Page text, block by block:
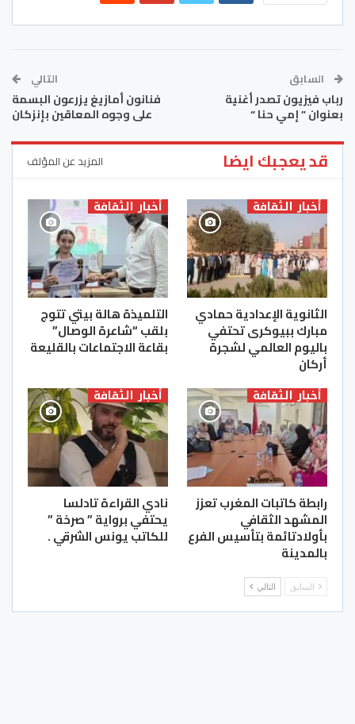
السابق
رباب فيزيون تصدر أغنية
بعنوان ” إمي حنا “
التالي
فنانون أمازيغ يزرعون البسمة
على وجوه المعاقين بإنزكان
قد يعجبك ايضا المزيد عن المؤلف
أخبار الثقافة
الثانوية الإعدادية حمادي
مبارك ببيوكرى تحتفي
باليوم العالمي لشجرة
أركان
أخبار الثقافة
التلميذة هالة بيتي تتوج
بلقب “شاعرة الوصال”
بقاعة الاجتماعات بالقليعة
أخبار الثقافة
رابطة كاتبات المغرب تعزز
المشهد الثقافي
بأولادتائمة بتأسيس الفرع
بالمدينة
أخبار الثقافة
نادي القراءة تادلسا
يحتفي برواية ” صرخة ”
للكاتب يونس الشرقي .
السابق التالي